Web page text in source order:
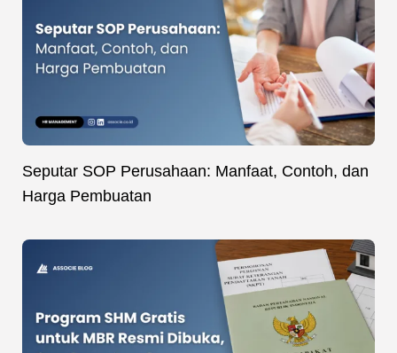
Seputar SOP Perusahaan: Manfaat, Contoh, dan
Harga Pembuatan